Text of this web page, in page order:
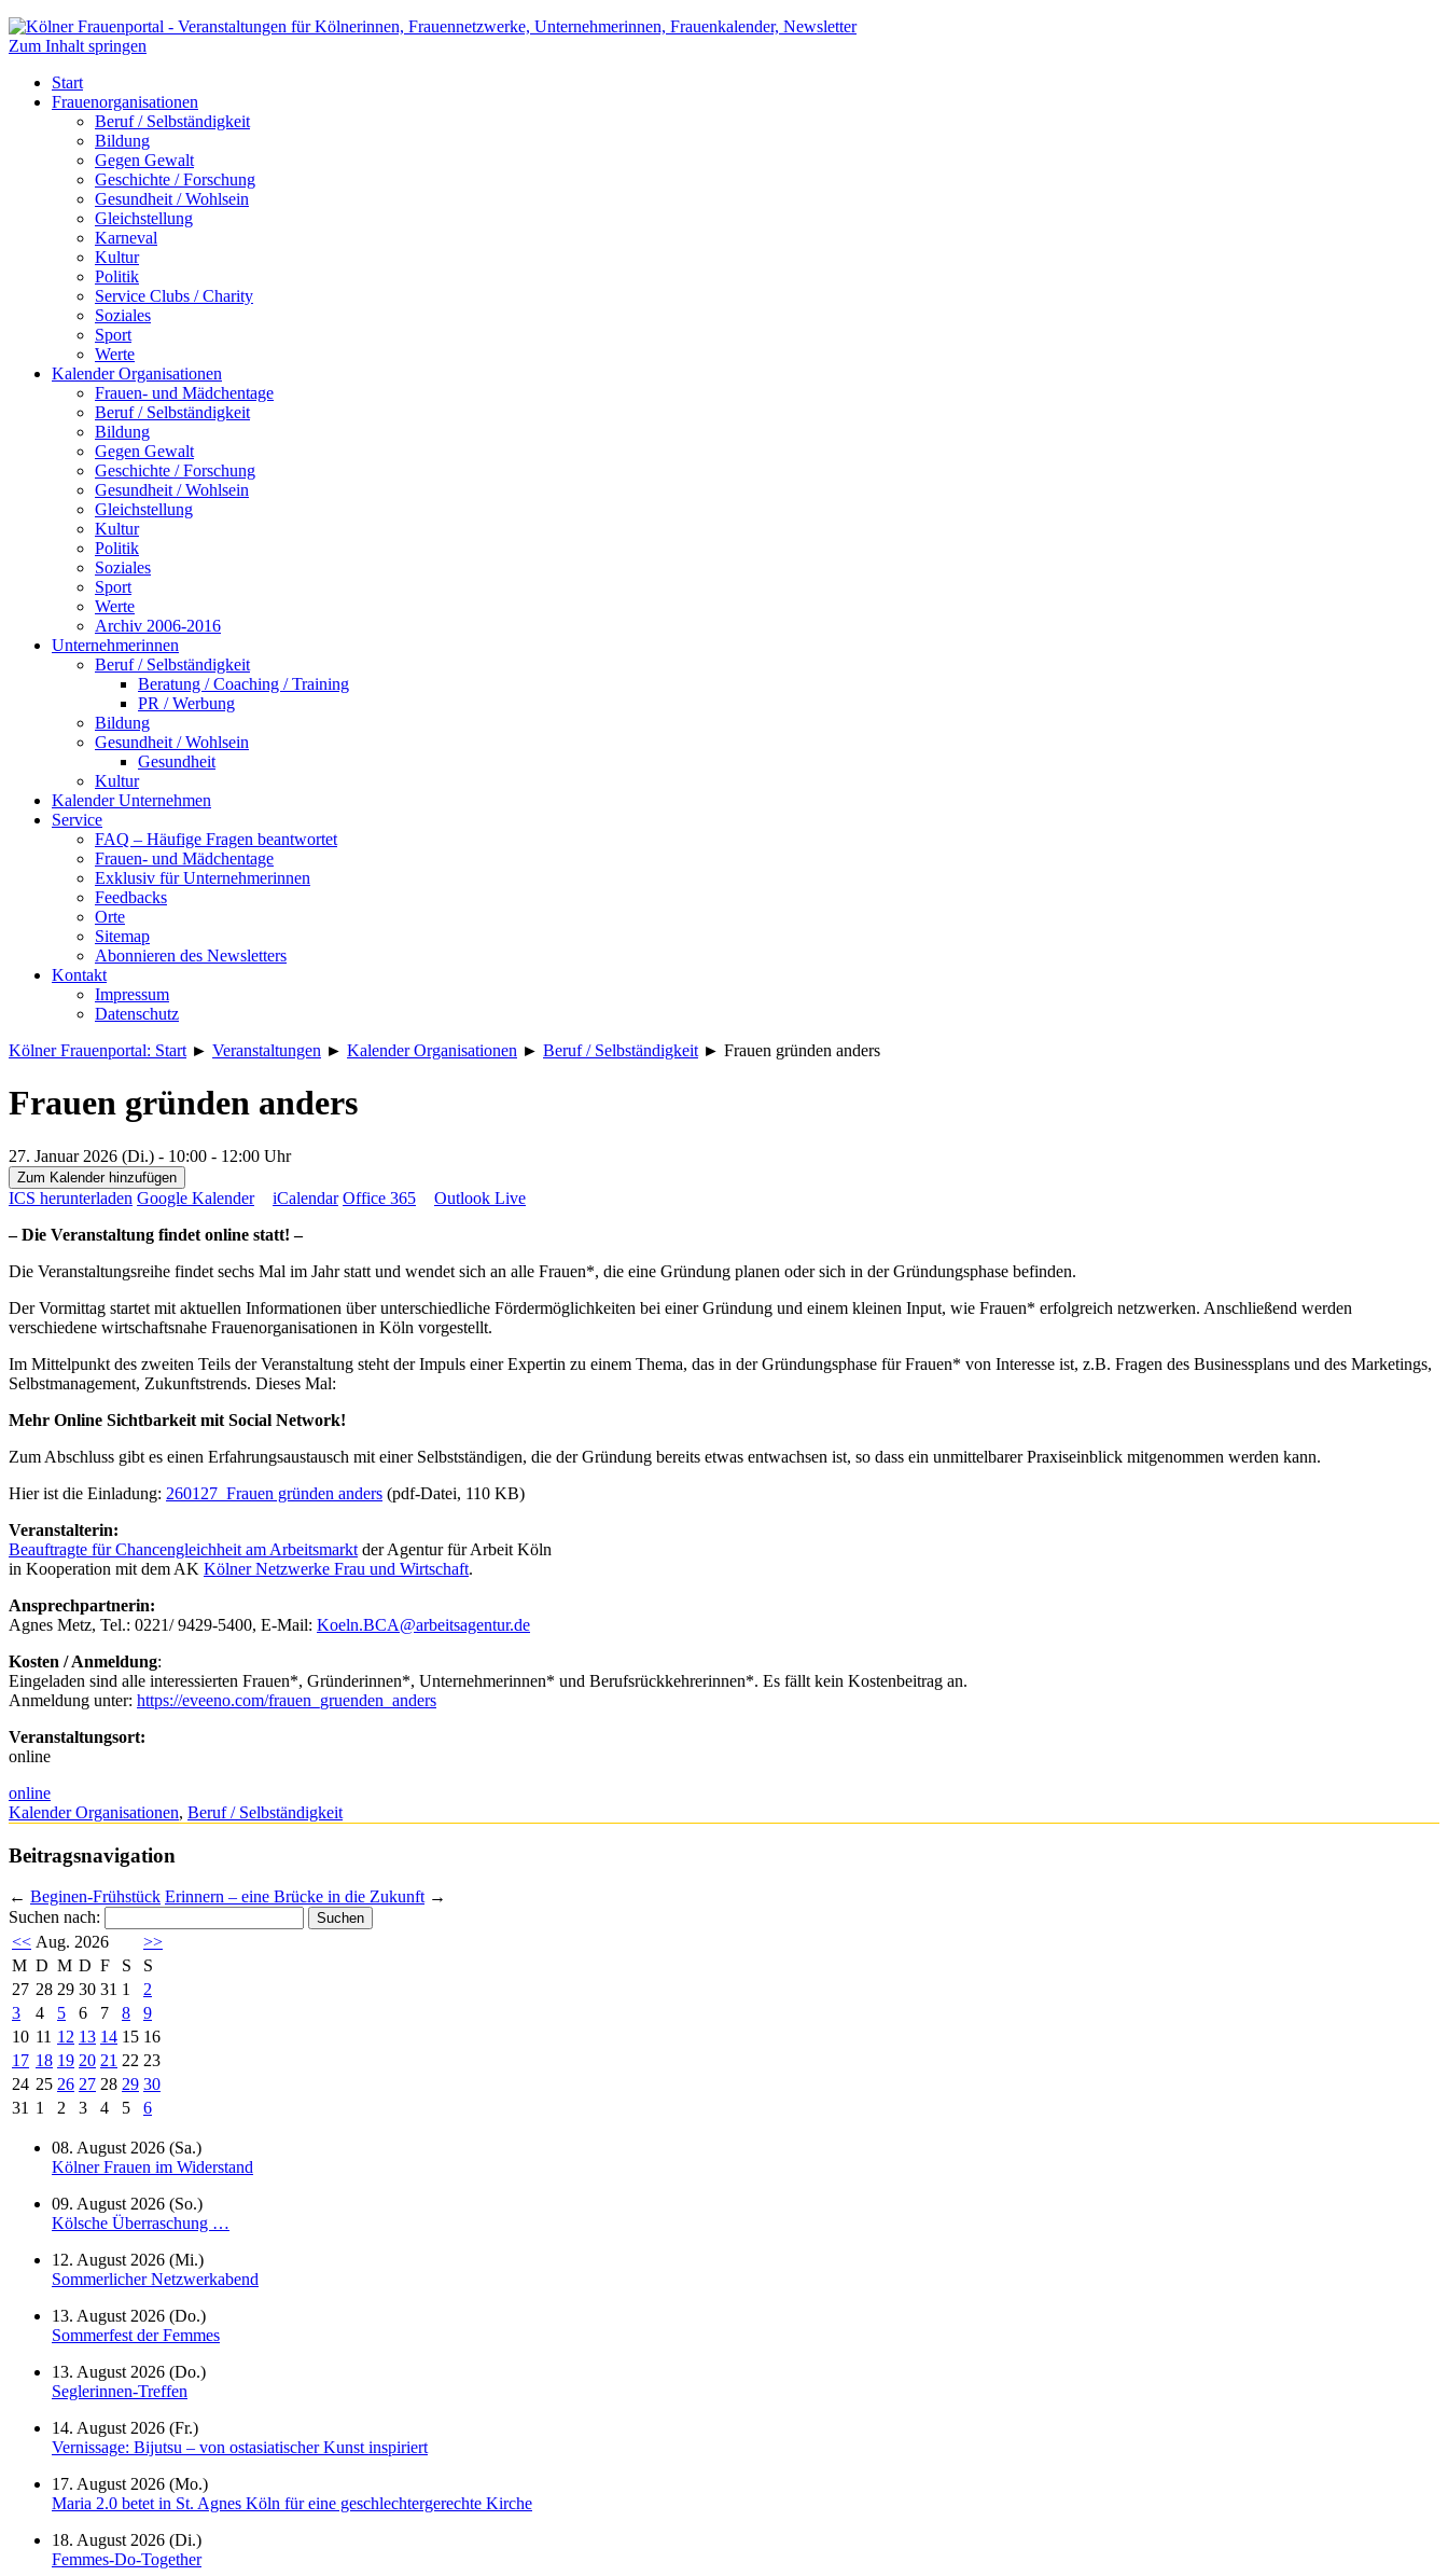
Kölner Frauenportal
Veranstaltungen für Kölnerinnen, Frauennetzwerke, Unternehmerinnen, Frauenkalender, Newsletter
Zum Inhalt springen
Start
Frauenorganisationen
Beruf / Selbständigkeit
Bildung
Gegen Gewalt
Geschichte / Forschung
Gesundheit / Wohlsein
Gleichstellung
Karneval
Kultur
Politik
Service Clubs / Charity
Soziales
Sport
Werte
Kalender Organisationen
Frauen- und Mädchentage
Beruf / Selbständigkeit
Bildung
Gegen Gewalt
Geschichte / Forschung
Gesundheit / Wohlsein
Gleichstellung
Kultur
Politik
Soziales
Sport
Werte
Archiv 2006-2016
Unternehmerinnen
Beruf / Selbständigkeit
Beratung / Coaching / Training
PR / Werbung
Bildung
Gesundheit / Wohlsein
Gesundheit
Kultur
Kalender Unternehmen
Service
FAQ – Häufige Fragen beantwortet
Frauen- und Mädchentage
Exklusiv für Unternehmerinnen
Feedbacks
Orte
Sitemap
Abonnieren des Newsletters
Kontakt
Impressum
Datenschutz
Kölner Frauenportal: Start ► Veranstaltungen ► Kalender Organisationen ► Beruf / Selbständigkeit ► Frauen gründen anders
Frauen gründen anders
27. Januar 2026 (Di.) - 10:00 - 12:00 Uhr
Zum Kalender hinzufügen
ICS herunterladen Google Kalender iCalendar Office 365
Outlook Live
– Die Veranstaltung findet online statt! –
Die Veranstaltungsreihe findet sechs Mal im Jahr statt und wendet sich an alle Frauen*, die eine Gründung planen oder sich in der Gründungsphase befinden.
Der Vormittag startet mit aktuellen Informationen über unterschiedliche Fördermöglichkeiten bei einer Gründung und einem kleinen Input, wie Frauen* erfolgreich netzwerken. Anschließend werden
verschiedene wirtschaftsnahe Frauenorganisationen in Köln vorgestellt.
Im Mittelpunkt des zweiten Teils der Veranstaltung steht der Impuls einer Expertin zu einem Thema, das in der Gründungsphase für Frauen* von Interesse ist, z.B. Fragen des Businessplans und des Marketings,
Selbstmanagement, Zukunftstrends. Dieses Mal:
Mehr Online Sichtbarkeit mit Social Network!
Zum Abschluss gibt es einen Erfahrungsaustausch mit einer Selbstständigen, die der Gründung bereits etwas entwachsen ist, so dass ein unmittelbarer Praxiseinblick mitgenommen werden kann.
Hier ist die Einladung: 260127_Frauen gründen anders (pdf-Datei, 110 KB)
Veranstalterin:
Beauftragte für Chancengleichheit am Arbeitsmarkt der Agentur für Arbeit Köln
in Kooperation mit dem AK Kölner Netzwerke Frau und Wirtschaft.
Ansprechpartnerin:
Agnes Metz, Tel.: 0221/ 9429-5400, E-Mail: Koeln.BCA@arbeitsagentur.de
Kosten / Anmeldung:
Eingeladen sind alle interessierten Frauen*, Gründerinnen*, Unternehmerinnen* und Berufsrückkehrerinnen*. Es fällt kein Kostenbeitrag an.
Anmeldung unter: https://eveeno.com/frauen_gruenden_anders
Veranstaltungsort:
online
online
Kalender Organisationen, Beruf / Selbständigkeit
Beitragsnavigation
← Beginen-Frühstück Erinnern – eine Brücke in die Zukunft →
Suchen nach:
<< Aug. 2026
>>
M D M D F S
S
27 28 29 30 31 1
2
3
4 5 6 7 8
9
10 11 12 13 14 15 16
17 18 19 20 21 22 23
24 25 26 27 28 29 30
31 1 2 3 4 5 6
08. August 2026 (Sa.)
Kölner Frauen im Widerstand
09. August 2026 (So.)
Kölsche Überraschung …
12. August 2026 (Mi.)
Sommerlicher Netzwerkabend
13. August 2026 (Do.)
Sommerfest der Femmes
13. August 2026 (Do.)
Seglerinnen-Treffen
14. August 2026 (Fr.)
Vernissage: Bijutsu – von ostasiatischer Kunst inspiriert
17. August 2026 (Mo.)
Maria 2.0 betet in St. Agnes Köln für eine geschlechtergerechte Kirche
18. August 2026 (Di.)
Femmes-Do-Together